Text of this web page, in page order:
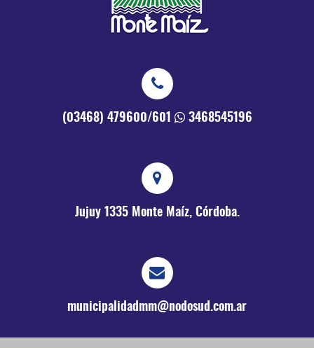
(03468) 479600/601 3468545196
Jujuy 1335 Monte Maíz, Córdoba.
municipalidadmm@nodosud.com.ar